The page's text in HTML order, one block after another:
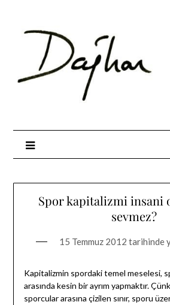
content
Spor kapitalizmi insani
sevmez?
15 Temmuz 2012 tarihinde
Kapitalizmin spordaki temel meselesi,
arasında kesin bir ayrım yapmaktır.
sporcular arasına çizilen sınır, sporu